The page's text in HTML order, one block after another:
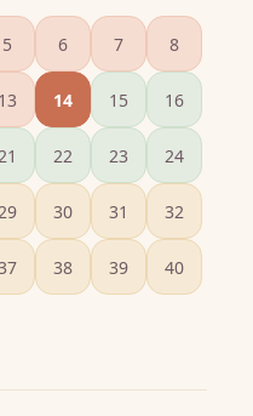
5 6 7 8
13 14 15 16
21 22 23 24
29 30 31 32
38 39 40